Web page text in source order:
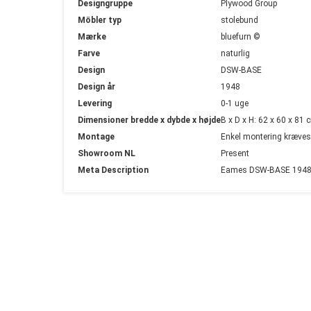
Designgruppe
Plywood Group
Möbler typ
stolebund
Mærke
bluefurn ©
Farve
naturlig
Design
DSW-BASE
Design år
1948
Levering
0-1 uge
Dimensioner bredde x dybde x højdeB x D x H: 62 x 60 x
Montage
Enkel montering kræves
Showroom NL
Present
Meta Description
Eames DSW-BASE